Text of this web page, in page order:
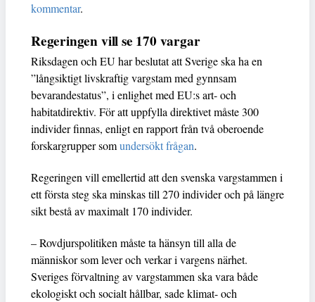
kommentar.
Regeringen vill se 170 vargar
Riksdagen och EU har beslutat att Sverige ska ha en
”långsiktigt livskraftig vargstam med gynnsam
bevarandestatus”, i enlighet med EU:s art- och
habitatdirektiv. För att uppfylla direktivet måste 300
individer finnas, enligt en rapport från två oberoende
forskargrupper somundersökt frågan.
Regeringen vill emellertid att den svenska vargstammen i
ett första steg ska minskas till 270 individer och på längre
sikt bestå av maximalt 170 individer.
– Rovdjurspolitiken måste ta hänsyn till alla de
människor som lever och verkar i vargens närhet.
Sveriges förvaltning av vargstammen ska vara både
ekologiskt och socialt hållbar, sade klimat- och